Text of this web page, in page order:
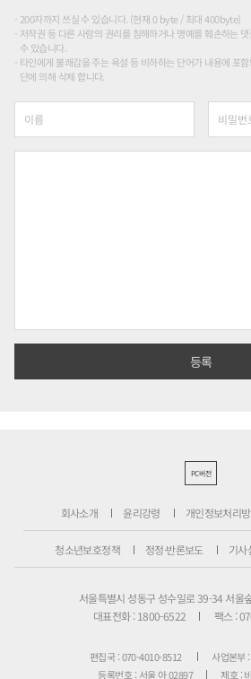
200자까지 쓰실 수 있습니다. (현재 0 byte / 최대 400byte)
저작권 등 다른 사람의 권리를 침해하거나 명예를 훼손하는
수 있습니다.
타인에게 불쾌감을 주는 욕설 등 비하하는 단어가 내용에 포
단에 의해 삭제 합니다.
PC버전
회사소개 윤리강령 개인정보처리
청소년보호정책 정정·반론보도 기사
서울특별시 성동구 성수일로 39-34 서울
대표전화 : 1800-6522
팩스 :
편집국 : 070-4010-8512
사업본부
등록번호 : 서울 아 02897
제호 :